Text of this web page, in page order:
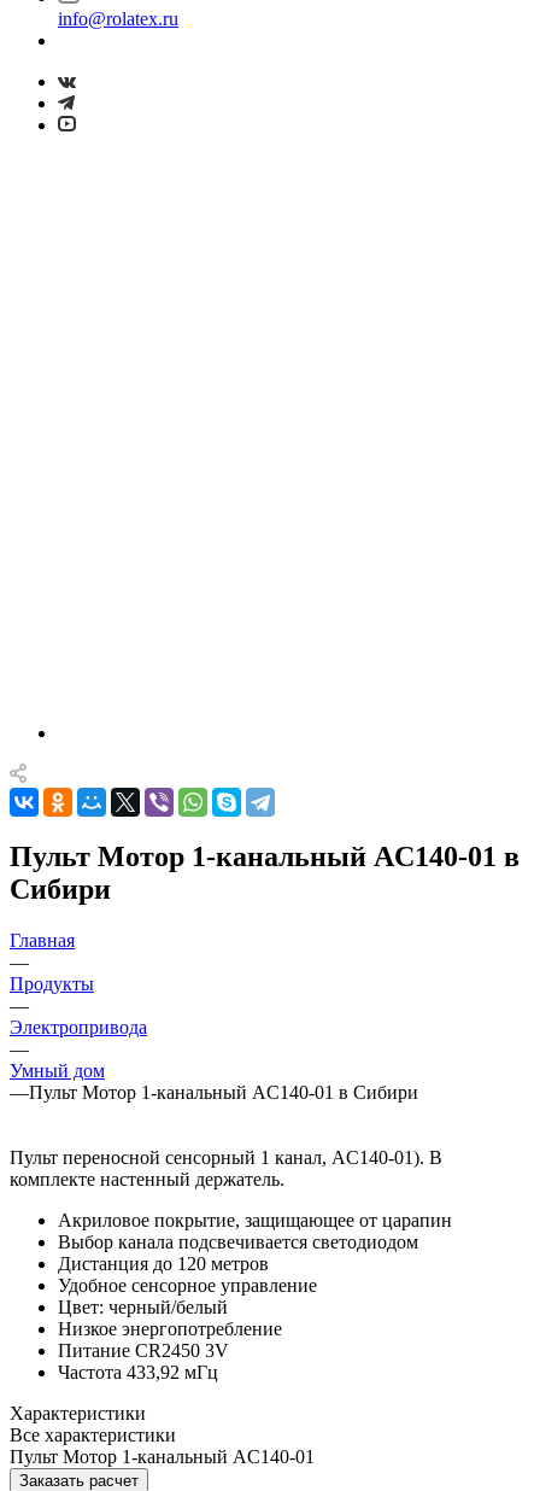
info@rolatex.ru
Пульт Мотор 1-канальный AC140-01 в
Сибири
Главная
—
Продукты
—
Электропривода
—
Умный дом
—Пульт Мотор 1-канальный AC140-01 в Сибири
Пульт переносной сенсорный 1 канал, AC140-01). В
комплекте настенный держатель.
Акриловое покрытие, защищающее от царапин
Выбор канала подсвечивается светодиодом
Дистанция до 120 метров
Удобное сенсорное управление
Цвет: черный/белый
Низкое энергопотребление
Питание CR2450 3V
Частота 433,92 мГц
Характеристики
Все характеристики
Пульт Мотор 1-канальный AC140-01
Заказать расчет